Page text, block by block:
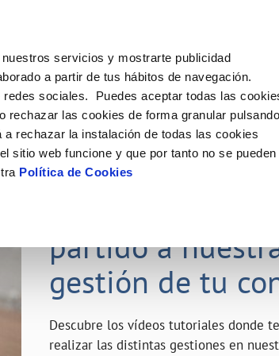
servicios y mostrarte publicidad
a partir de tus hábitos de navegación.
sociales. Puedes aceptar todas las
rechazar las cookies de forma granular pulsando
a rechazar la instalación de todas las cookies
sitio web funcione y que por tanto no se pueden
Política de Cookies
MODIFICACIÓN DE DATOS
Actualizar datos bancarios
Actualizar datos de domicilio
LAS GESTIONES
COMPROMISO DE SERVICIO
Carta de compromisos
Customer Counsel (Defensa del cliente)
CUIDADOS DEL AGUA
Consejos de ahorro
Depósitos de reserva
Conócenos Nuestros compromisos
23 ABR 2020
partido a
gestión de tu
Descubre los vídeos tutoriales donde
realizar las distintas gestiones en